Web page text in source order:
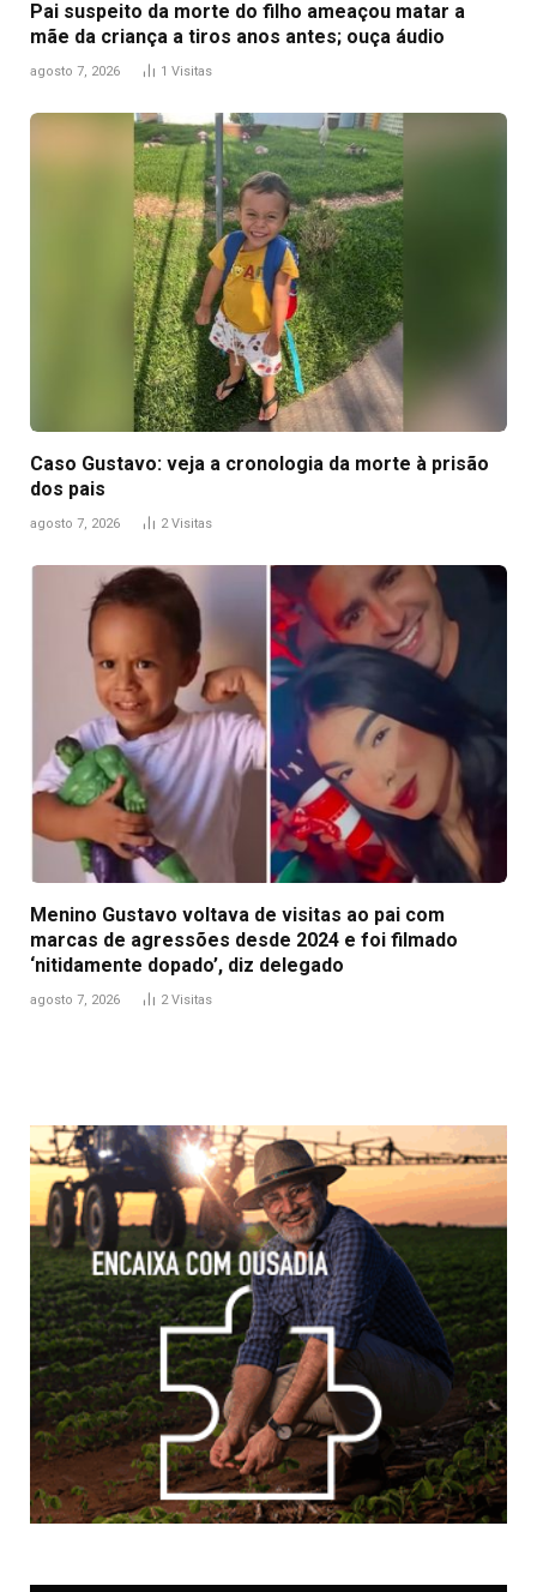
Pai suspeito da morte do filho ameaçou matar a
mãe da criança a tiros anos antes; ouça áudio
agosto 7, 2026 1 Visitas
Caso Gustavo: veja a cronologia da morte à prisão
dos pais
agosto 7, 2026 2 Visitas
Menino Gustavo voltava de visitas ao pai com
marcas de agressões desde 2024 e foi filmado
‘nitidamente dopado’, diz delegado
agosto 7, 2026 2Visitas